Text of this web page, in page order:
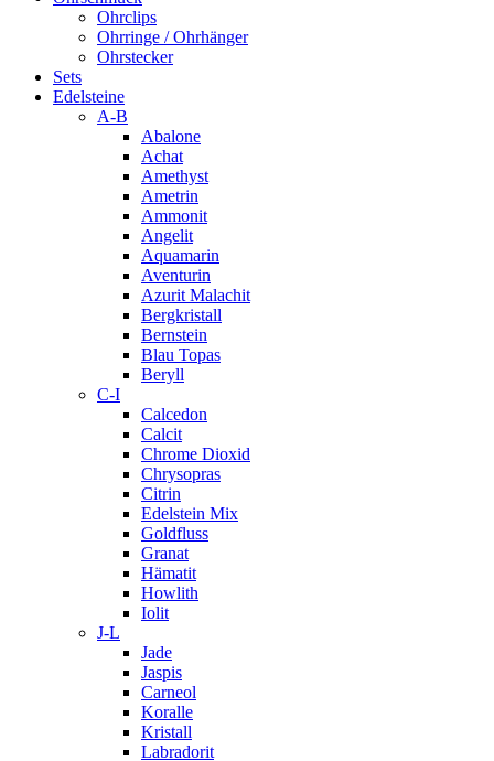
Ohrclips
Ohrringe / Ohrhänger
Ohrstecker
Sets
Edelsteine
A-B
Abalone
Achat
Amethyst
Ametrin
Ammonit
Angelit
Aquamarin
Aventurin
Azurit Malachit
Bergkristall
Bernstein
Blau Topas
Beryll
C-I
Calcedon
Calcit
Chrome Dioxid
Chrysopras
Citrin
Edelstein Mix
Goldfluss
Granat
Hämatit
Howlith
Iolit
J-L
Jade
Jaspis
Carneol
Koralle
Kristall
Labradorit